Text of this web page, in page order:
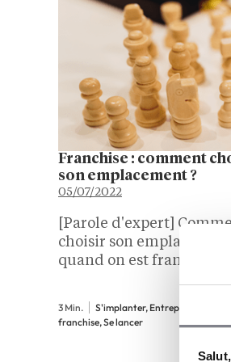
Franchise : comment
son emplacement ?
05/07/2022
[Parole d'expert]
choisir son emplacement
quand on est franchisé ?
objectifs que le
à votre disposition pour
effet un élément
3 Min.
S'implanter, Entreprendre,
franchise, Se lancer